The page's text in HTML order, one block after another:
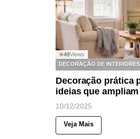
◉49Views
DECORAÇÃO DE INTERIORES
Decoração prática
ideias que
10/12/2025
Veja Mais